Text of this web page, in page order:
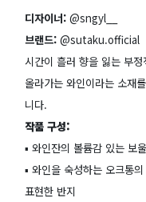
디자이너: @sngyl__
브랜드: @sutaku.official
시간이 흘러 향을 잃는 부
올라가는 와인이라는 소재
니다.
작품 구성:
▪️ 와인잔의 볼륨감 있는 보
▪️ 와인을 숙성하는 오크통
표현한 반지